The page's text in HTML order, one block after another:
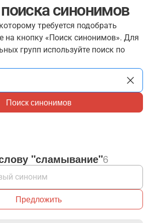
синонимов
требуется подобрать
на кнопку «Поиск синонимов». Для
групп используйте поиск по
Поиск синонимов
"сламывание"6
Предложить